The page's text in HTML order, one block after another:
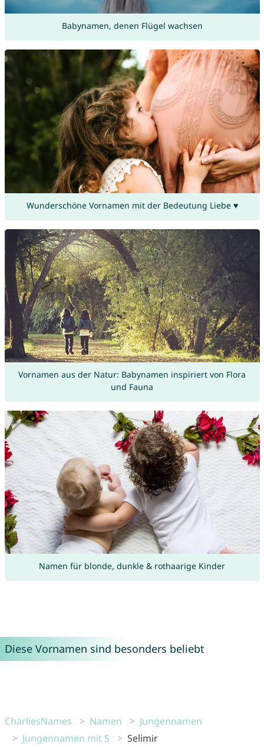
Babynamen, denen Flügel wachsen
Wunderschöne Vornamen mit der Bedeutung Liebe ♥
Vornamen aus der Natur: Babynamen inspiriert von Flora
und Fauna
Namen für blonde, dunkle & rothaarige Kinder
Diese Vornamen sind besonders beliebt
CharliesNames Namen
Jungennamen
Jungennamen mit S
Selimir